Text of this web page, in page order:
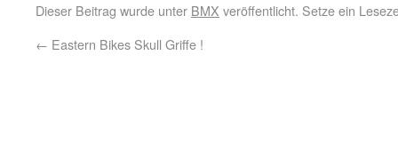
Dieser Beitrag wurde unter BMX veröffentlicht. Setze ein
← Eastern Bikes Skull Griffe !